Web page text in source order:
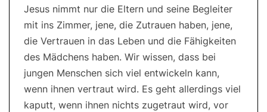
Jesus nimmt nur die Eltern und seine Begleiter
mit ins Zimmer, jene, die Zutrauen haben, jene,
die Vertrauen in das Leben und die Fähigkeiten
des Mädchens haben. Wir wissen, dass bei
jungen Menschen sich viel entwickeln kann,
wenn ihnen vertraut wird. Es geht allerdings viel
kaputt, wenn ihnen nichts zugetraut wird, vor